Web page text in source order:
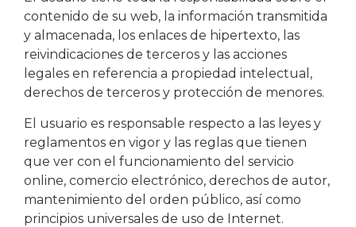
contenido de su web, la información transmitida
y almacenada, los enlaces de hipertexto, las
reivindicaciones de terceros y las acciones
legales en referencia a propiedad intelectual,
derechos de terceros y protección de menores.
El usuario es responsable respecto a las leyes y
reglamentos en vigor y las reglas que tienen
que ver con el funcionamiento del servicio
online, comercio electrónico, derechos de autor,
mantenimiento del orden público, así como
principios universales de uso de Internet.